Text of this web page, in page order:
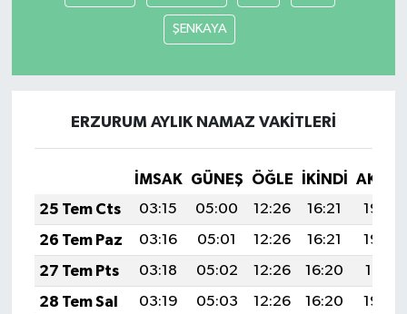
ŞENKAYA
ERZURUM AYLIK NAMAZ VAKITLERI
İMSAK GÜNEŞ ÖĞLE İKINDI
25 Tem Cts
03:15 05:00 12:26 16:21
19:43
26 Tem Paz
03:16 05:01 12:26 16:21
19:42
27 Tem Pts
03:18 05:02 12:26 16:20
19:41
28 Tem Sal
03:19 05:03 12:26 16:20
19:40